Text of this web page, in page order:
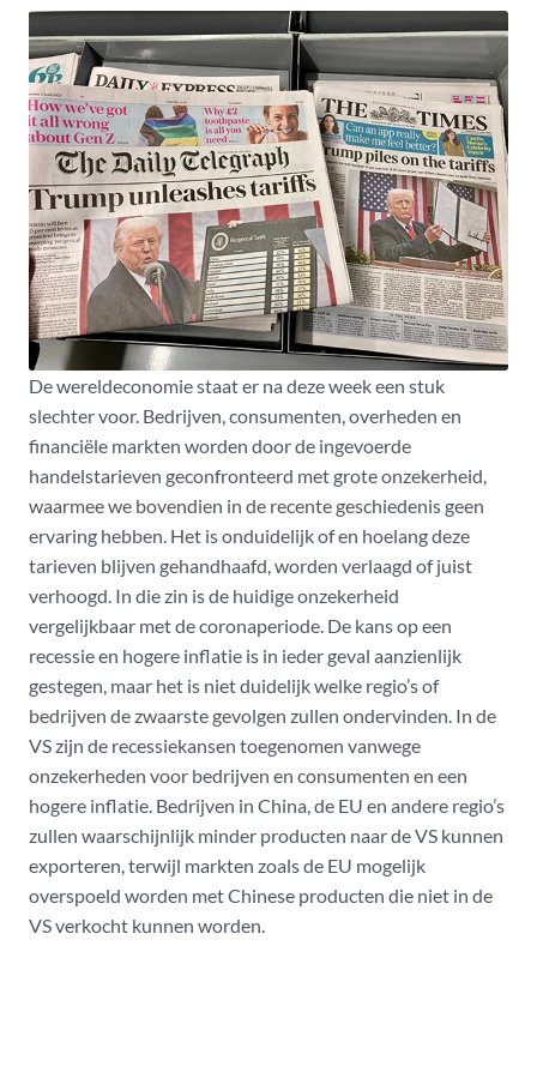
De wereldeconomie staat er na deze week een stuk
slechter voor. Bedrijven, consumenten, overheden en
financiële markten worden door de ingevoerde
handelstarieven geconfronteerd met grote onzekerheid,
waarmee we bovendien in de recente geschiedenis geen
ervaring hebben. Het is onduidelijk of en hoelang deze
tarieven blijven gehandhaafd, worden verlaagd of juist
verhoogd. In die zin is de huidige onzekerheid
vergelijkbaar met de coronaperiode. De kans op een
recessie en hogere inflatie is in ieder geval aanzienlijk
gestegen, maar het is niet duidelijk welke regio’s of
bedrijven de zwaarste gevolgen zullen ondervinden. In de
VS zijn de recessiekansen toegenomen vanwege
onzekerheden voor bedrijven en consumenten en een
hogere inflatie. Bedrijven in China, de EU en andere regio’s
zullen waarschijnlijk minder producten naar de VS kunnen
exporteren, terwijl markten zoals de EU mogelijk
overspoeld worden met Chinese producten die niet in de
VS verkocht kunnen worden.